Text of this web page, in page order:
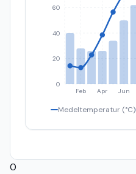
Feb Apr Jun
0
20
40
60
Medeltemperatur (°C)
0